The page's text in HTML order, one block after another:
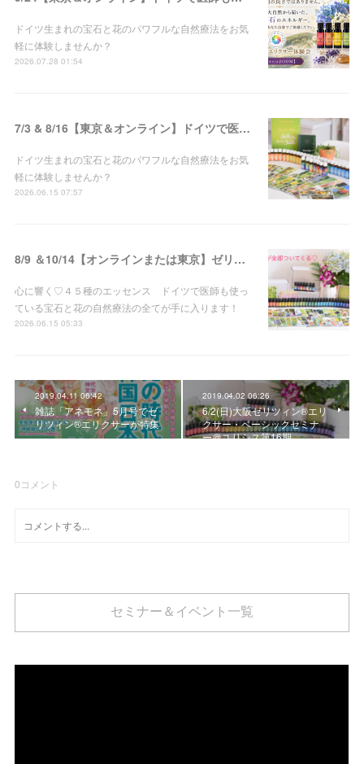
ドイツ生まれの宝石と花のパワフルな自然療法をお気
軽に体験しませんか？
2026.07.28 01:54
7/3 & 8/16【東京＆オンライン】ドイツで医師も使う！!宝石と花の自然療法♡ゼリツィン®エリクサー体験会 開催
ドイツ生まれの宝石と花のパワフルな自然療法をお気
軽に体験しませんか？
2026.06.15 07:57
8/9 ＆10/14【オンラインまたは東京】ゼリツィン®エリクサー・ベーシックセミナー 開催決定
心に響く♡４５種のエッセンス ドイツで医師も使っ
ている宝石と花の自然療法の全てが手に入ります！
2026.06.15 05:33
2019.04.11 06:42
雑誌「アネモネ」5月号でゼ
リツィン®︎エリクサーが特集
2019.04.02 06:26
6/2(日)大阪ゼリツィン®エリ
クサー・ベーシックセミナ
ー＠ユリシス第16期
0コメント
セミナー＆イベント一覧